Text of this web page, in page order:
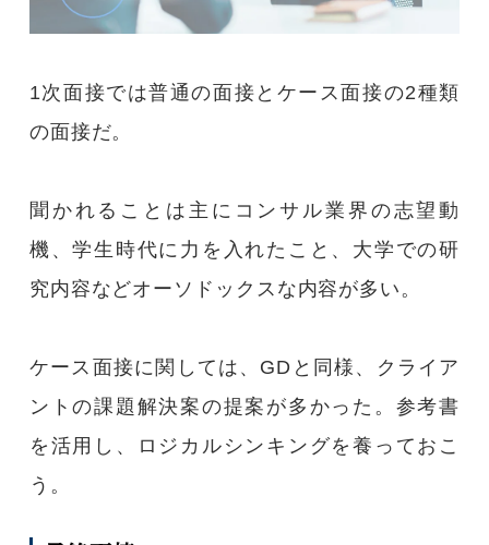
1次面接では普通の面接とケース面接の2種類
の面接だ。
聞かれることは主にコンサル業界の志望動
機、学生時代に力を入れたこと、大学での研
究内容などオーソドックスな内容が多い。
ケース面接に関しては、GDと同様、クライア
ントの課題解決案の提案が多かった。参考書
を活用し、ロジカルシンキングを養っておこ
う。